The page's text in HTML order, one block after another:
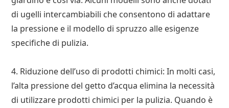
di ugelli intercambiabili che consentono di adattare
la pressione e il modello di spruzzo alle esigenze
specifiche di pulizia.
4. Riduzione dell’uso di prodotti chimici: In molti casi,
l’alta pressione del getto d’acqua elimina la necessità
di utilizzare prodotti chimici per la pulizia. Quando è